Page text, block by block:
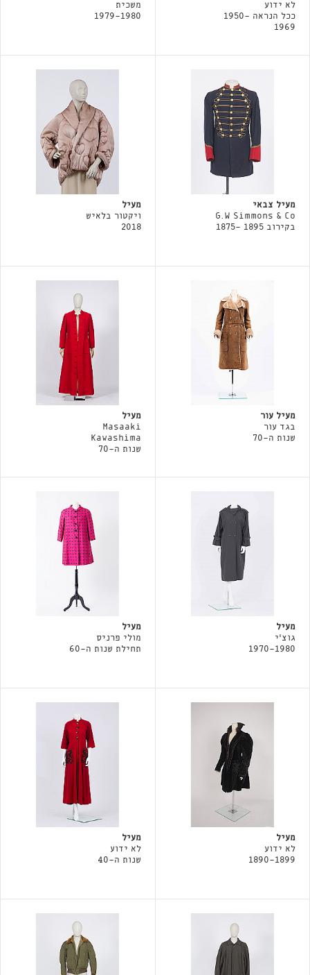
לא ידוע
ככל הנראה 1950-
1969
משכית
1979-1980
מעיל צבאי
G.W Simmons & Co
בקירוב 1895 -1875
מעיל
ויקטור בלאיש
2018
מעיל עור
בגד עור
שנות ה-70
מעיל
Masaaki
Kawashima
שנות ה-70
מעיל
גוצ'י
1970-1980
מעיל
מולי פרניס
תחילת שנות ה-60
מעיל
לא ידוע
1890-1899
מעיל
לא ידוע
שנות ה-40